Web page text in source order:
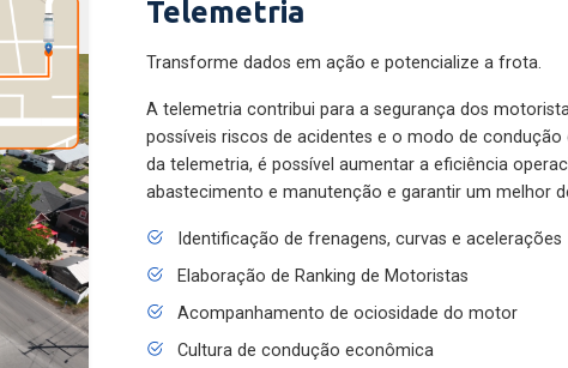
Telemetria
Transforme dados em ação e potencialize a frota.
A telemetria contribui para a segurança dos
possíveis riscos de acidentes e o modo de
da telemetria, é possível aumentar a eficiência
abastecimento e manutenção e garantir um melhor
Identificação de frenagens, curvas e acelerações
Elaboração de Ranking de Motoristas
Acompanhamento de ociosidade do motor
Cultura de condução econômica